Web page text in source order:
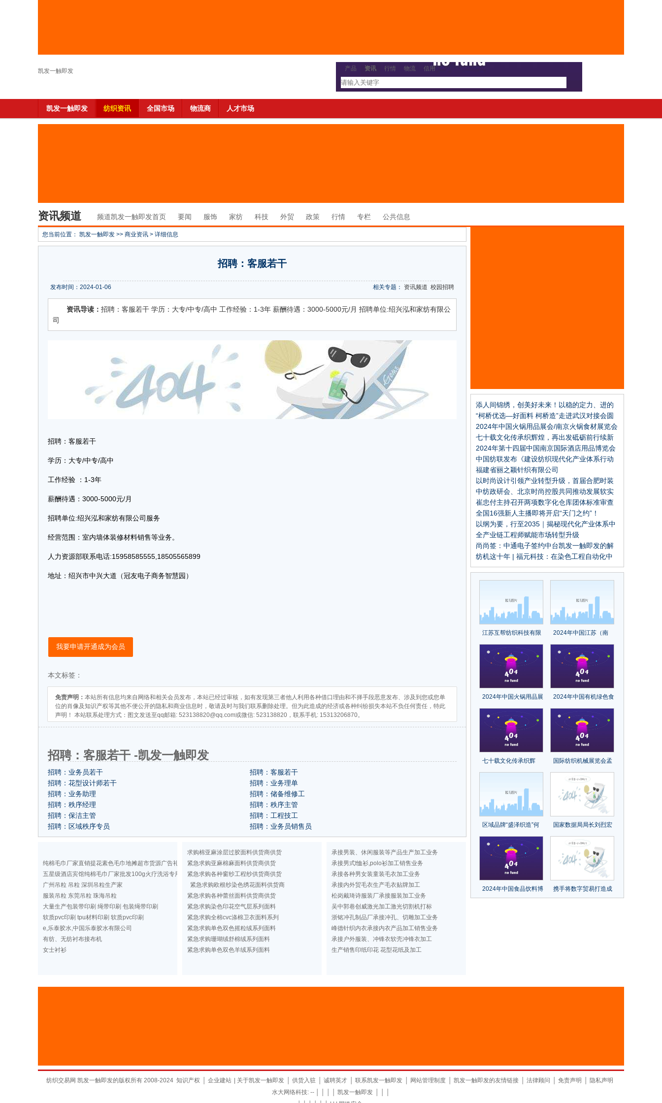
凯发一触即发 产品 资讯 行情 物流 信用
凯发一触即发 纺织资讯 全国市场 物流商 人才市场
资讯频道 频道凯发一触即发首页 要闻 服饰 家纺 科技 外贸 政策 行情 专栏 公共信息
您当前位置： 凯发一触即发 >> 商业资讯 > 详细信息
招聘：客服若干
相关专题： 资讯频道 校园招聘
发布时间：2024-01-06
资讯导读： 招聘：客服若干 学历：大专/中专/高中 工作经验：1-3年 薪酬待遇：3000-5000元/月 招聘单位:绍兴泓和家纺有限公
司
招聘：客服若干
学历：大专/中专/高中
工作经验 ：1-3年
薪酬待遇：3000-5000元/月
招聘单位:绍兴泓和家纺有限公司服务
经营范围：室内墙体装修材料销售等业务。
人力资源部联系电话:15958585555,18505565899
地址：绍兴市中兴大道（冠友电子商务智慧园）
我要申请开通成为会员
本文标签：
免责声明： 本站所有信息均来自网络和相关会员发布，本站已经过审核，如有发现第三者他人利用各种借口理由和不择手段恶意发布、涉及到您或您单
位的肖像及知识产权等其他不便公开的隐私和商业信息时，敬请及时与我们联系删除处理。但为此造成的经济或各种纠纷损失本站不负任何责任，特此
声明！ 本站联系处理方式：图文发送至qq邮箱: 523138820@qq.com或微信: 523138820，联系手机: 15313206870。
招聘：客服若干 -凯发一触即发
招聘：业务员若干
招聘：客服若干
招聘：花型设计师若干
招聘：业务理单
招聘：业务助理
招聘：储备维修工
招聘：秩序经理
​招聘：秩序主管
招聘：保洁主管
招聘：工程技工
招聘：区域秩序专员
招聘：业务员销售员
纯棉毛巾厂家直销提花素色毛巾地摊超市货源广告礼品洗浴毛巾
五星级酒店宾馆纯棉毛巾厂家批发100g火疗洗浴专用纯色毛巾定做
广州吊粒 吊粒 深圳吊粒生产家
服装吊粒 东莞吊粒 珠海吊粒
大量生产包装带印刷 绳带印刷 包装绳带印刷
软质pvc印刷 tpu材料印刷 软质pvc印刷
e,乐泰胶水,中国乐泰胶水有限公司
有纺、无纺衬布接布机
女士衬衫
求购棉亚麻涂层过胶面料供货商供货
紧急求购亚麻棉麻面料供货商供货
紧急求购各种窗纱工程纱供货商供货
紧急求购欧根纱染色绣花面料供货商
紧急求购各种蕾丝面料供货商供货
紧急求购染色印花空气层系列面料
紧急求购全棉cvc涤棉卫衣面料系列
紧急求购单色双色摇粒绒系列面料
紧急求购珊瑚绒舒棉绒系列面料
紧急求购单色双色羊绒系列面料
承接男装、休闲服装等产品生产加工业务
承接男式t恤衫,polo衫加工销售业务
承接各种男女装童装毛衣加工业务
承接内外贸毛衣生产毛衣贴牌加工
松岗戴琦诗服装厂承接服装加工业务
吴中郭巷创威激光加工激光切割机打标
浙铭冲孔制品厂承接冲孔、切雕加工业务
峰德针织内衣承接内衣产品加工销售业务
承接户外服装、冲锋衣软壳冲锋衣加工
生产销售印纸印花 花型花纸及加工
添人间锦绣，创美好未来！以稳的定力、进的
姿态推进纺织现代化产业体系建设，中国纺织
工业联合会2023年年中工作会议召开
“柯桥优选—好面料 柯桥造”走进武汉对接会圆
满成功
2024年中国火锅用品展会/南京火锅食材展览会
七十载文化传承织辉煌，再出发砥砺前行续新
章！中国纺织出版社成立70周年纪念大会召开
2024年第十四届中国南京国际酒店用品博览会
中国纺联发布《建设纺织现代化产业体系行动
纲要》，推进七项重点行动！
福建省丽之颖针织有限公司
以时尚设计引领产业转型升级，首届合肥时装
周秀场回顾
中纺政研会、北京时尚控股共同推动发展软实
力全面提升
崔忠付主持召开两项数字化仓库团体标准审查
会
全国16强新人主播即将开启“天门之约”！
2023“天门杯”中国服装电商时尚主播大赛半决
赛圆满举行
以纲为要，行至2035｜揭秘现代化产业体系中
的“阳光基因”
全产业链工程师赋能市场转型升级
尚尚签：中通电子签约中台凯发一触即发的解
决方案
纺机这十年 | 福元科技：在染色工程自动化中
建立优势
江苏互帮纺织科技有限
公司董事长任长邦：互
帮互助，打造国产莱赛
尔民族品牌
2024年中国江苏（南
京）食品加工及包装展
览会
2024年中国火锅用品展
会/南京火锅食材展览会
2024年中国有机绿色食
品展览会/南京特色农产
品博览会
七十载文化传承织辉
煌，再出发砥砺前行续
成立70周年纪念大会召
国际纺织机械展览会孟
加拉国观众组织推介会
再获关注
区域品牌“盛泽织造”何
以快速崛起？
国家数据局局长刘烈宏
首论数据基础设施（附
2024年中国食品饮料博
览会/南京食品饮料展览
携手将数字贸易打造成
为共同发展的新引擎
纺织交易网 凯发一触即发的版权所有 2008-2024 知识产权 企业建站 关于凯发一触即发 供货入驻 诚聘英才 联系凯发一触即发 网站管理制度 凯发一触即发的友情链接 法律顾问 免责声明
隐私声明
水大网络科技: -- │ │ │ │ 凯发一触即发